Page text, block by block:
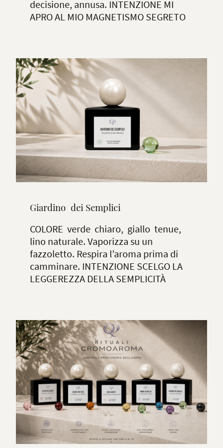
decisione, annusa. INTENZIONE MI
APRO AL MIO MAGNETISMO SEGRETO
Giardino dei Semplici
COLORE verde chiaro, giallo tenue,
lino naturale. Vaporizza su un
fazzoletto. Respira l’aroma prima di
camminare. INTENZIONE SCELGO LA
LEGGEREZZA DELLA SEMPLICITÀ